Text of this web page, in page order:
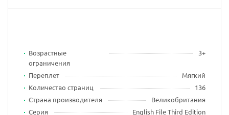
Возрастные
ограничения
3+
Переплет
Мягкий
Количество страниц
136
Страна производителя
Великобритания
Серия
English File Third Edition